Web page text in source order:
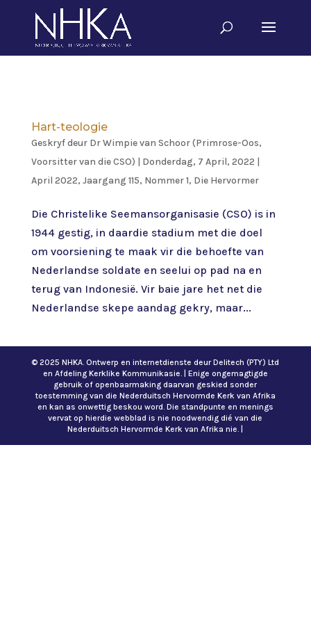
Hart-teologie
Geskryf deur Dr Wimpie van Schoor (Primrose-Oos,
Voorsitter van die CSO) | Donderdag, 7 April, 2022 |
April 2022, Jaargang 115, Nommer 1, Die Hervormer
Die Christelike Seemansorganisasie (CSO) is in
1944 gestig, in daardie stadium met die doel
om voorsiening te maak vir die behoefte van
Nederlandse soldate en seelui op pad na en
terug van Indonesië. Vir baie jare het net die
Nederlandse skepe aandag gekry, maar...
© 2025 NHKA. Ontwerp en internetdienste deur Delitech (PTY) Ltd
en Afdeling Kerklike Kommunikasie. | Enige ongemagtigde
gebruik of openbaarmaking daarvan geskied sonder
toestemming van die Nederduitsch Hervormde Kerk van Afrika
en kan as onwettig beskou word. Die standpunte en menings
vervat op hierdie webblad is nie noodwendig dié van die
Nederduitsch Hervormde Kerk van Afrika nie. |